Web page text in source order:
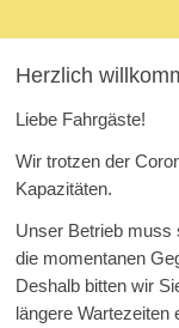
Herzlich
Liebe Fahrgäste!
Wir trotzen der
Kapazitäten.
Unser Betrieb muss
die momentanen
Deshalb bitten wir
längere Wartezeiten